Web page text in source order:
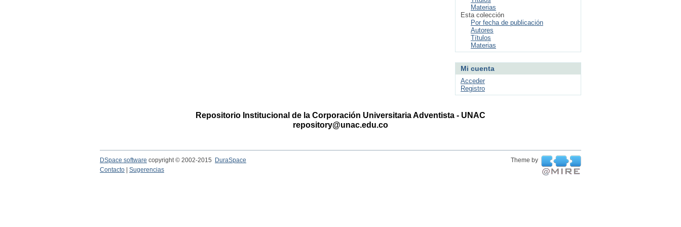
Materias
Esta colección
Por fecha de publicación
Autores
Títulos
Materias
Mi cuenta
Acceder
Registro
Repositorio Institucional de la Corporación Universitaria Adventista - UNAC
repository@unac.edu.co
DSpace software copyright © 2002-2015 DuraSpace
Theme by
Contacto
Sugerencias